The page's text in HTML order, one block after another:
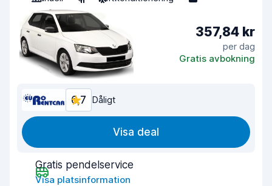
357,84 kr
per dag
Gratis avbokning
6,7 Dåligt
Visa deal
Gratis pendelservice
Visa platsinformation